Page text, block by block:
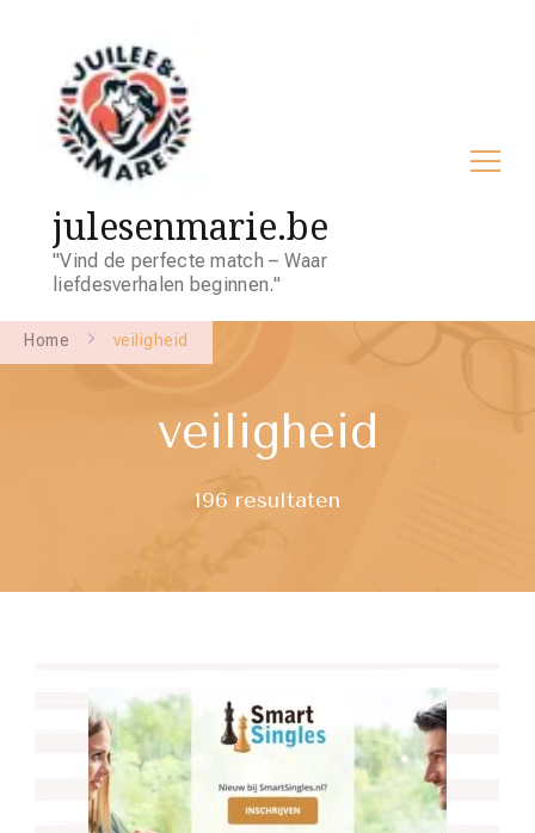
julesenmarie.be
"Vind de perfecte match – Waar
liefdesverhalen beginnen."
Home veiligheid
veiligheid
196 resultaten